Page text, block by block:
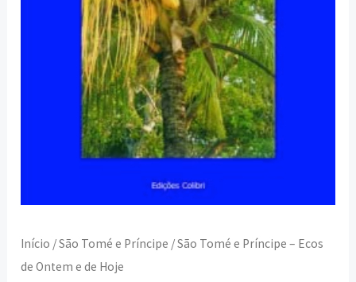
Início /São Tomé e Príncipe / São Tomé e Príncipe – Ecos
de Ontem e de Hoje